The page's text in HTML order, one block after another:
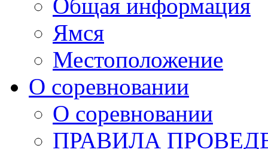
Общая информация
Ямся
Местоположение
О соревновании
О соревновании
ПРАВИЛА